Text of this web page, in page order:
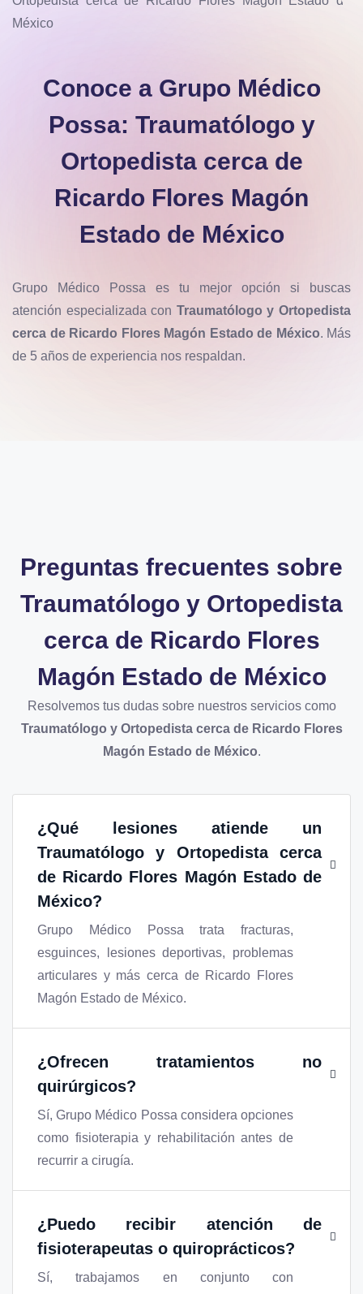
Conoce a Grupo Médico
Possa: Traumatólogo y
Ortopedista cerca de
Ricardo Flores Magón
Estado de México
Grupo Médico Possa es tu mejor opción si buscas
atención especializada con Traumatólogo y Ortopedista
cerca de Ricardo Flores Magón Estado de México. Más
de 5 años de experiencia nos respaldan.
Preguntas frecuentes sobre
Traumatólogo y Ortopedista
cerca de Ricardo Flores
Magón Estado de México
Resolvemos tus dudas sobre nuestros servicios como
Traumatólogo y Ortopedista cerca de Ricardo Flores
Magón Estado de México.
¿Qué lesiones atiende un
Traumatólogo y Ortopedista cerca
de Ricardo Flores Magón Estado de
México?
Grupo Médico Possa trata fracturas,
esguinces, lesiones deportivas, problemas
articulares y más cerca de Ricardo Flores
Magón Estado de México.
¿Ofrecen tratamientos no
quirúrgicos?
Sí, Grupo Médico Possa considera opciones
como fisioterapia y rehabilitación antes de
recurrir a cirugía.
¿Puedo recibir atención de
fisioterapeutas o quiroprácticos?
Sí, trabajamos en conjunto con